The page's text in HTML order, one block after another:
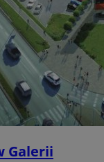
Galerii